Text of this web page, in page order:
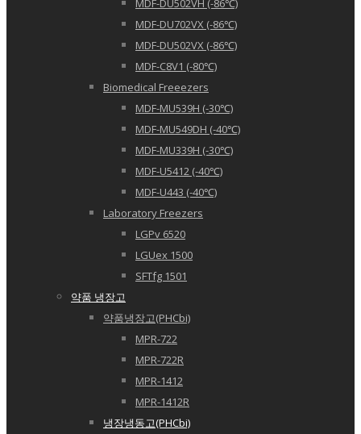
MDF-DU502VH (-86℃)
MDF-DU702VX (-86℃)
MDF-DU502VX (-86℃)
MDF-C8V1 (-80℃)
Biomedical Freeezers
MDF-MU539H (-30℃)
MDF-MU549DH (-40℃)
MDF-MU339H (-30℃)
MDF-U5412 (-40℃)
MDF-U443 (-40℃)
Laboratory Freezers
LGPv 6520
LGUex 1500
SFTfg 1501
약품 냉장고
약품냉장고(PHCbi)
MPR-722
MPR-722R
MPR-1412
MPR-1412R
냉장냉동고(PHCbi)